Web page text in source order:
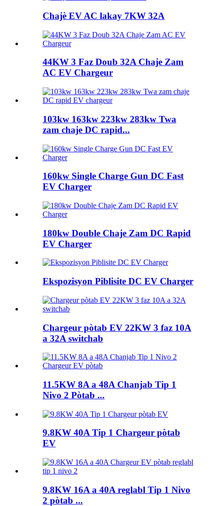
Chajè EV AC lakay 7KW 32A
44KW 3 Faz Doub 32A Chaje Zam
AC EV Chargeur
103kw 163kw 223kw 283kw Twa
zam chaje DC rapid...
160kw Single Charge Gun DC Fast
EV Charger
180kw Double Chaje Zam DC Rapid
EV Charger
Ekspozisyon Piblisite DC EV Charger
Chargeur pòtab EV 22KW 3 faz 10A
a 32A switchab
11.5KW 8A a 48A Chanjab Tip 1
Nivo 2 Pòtab ...
9.8KW 40A Tip 1 Chargeur pòtab
EV
9.8KW 16A a 40A reglabl Tip 1 Nivo
2 pòtab ...